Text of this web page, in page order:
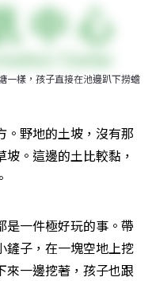
一樣，孩子直接在池邊趴下撈蟾
。野地的土坡，沒有那
。這邊的土比較黏，
是一件極好玩的事。帶
鏟子，在一塊空地上挖
來一邊挖著，孩子也跟